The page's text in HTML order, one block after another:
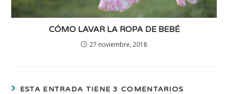
CÓMO LAVAR LA ROPA DE BEBÉ
27 noviembre, 2018
ESTA ENTRADA TIENE 3 COMENTARIOS